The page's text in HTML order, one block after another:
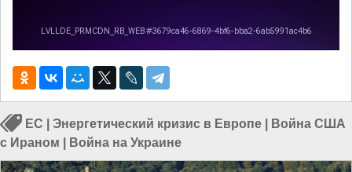
ЕС Энергетический кризис в Европе
Война США
с Ираном
Война на Украине